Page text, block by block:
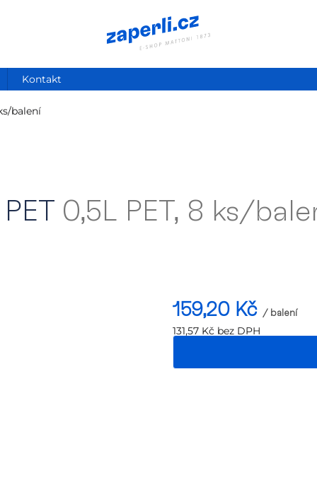
Kontakt
balení
0,5L PET, 8 ks/
159,20 Kč / balení
131,57 Kč bez DPH